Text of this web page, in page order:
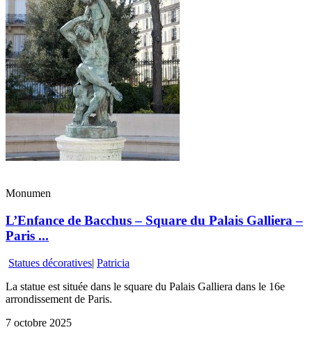
Monumen
L’Enfance de Bacchus – Square du Palais Galliera –
Paris ...
Statues décoratives| Patricia
La statue est située dans le square du Palais Galliera dans le 16e
arrondissement de Paris.
7 octobre 2025